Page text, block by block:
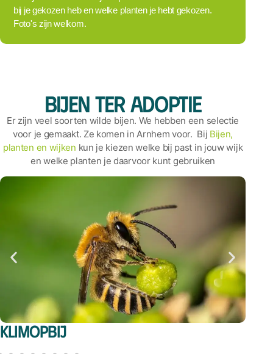
bij je gekozen heb en welke planten je hebt gekozen.
Foto's zijn welkom.
Bijen ter adoptie
Er zijn veel soorten wilde bijen. We hebben een selectie
voor je gemaakt. Ze komen in Arnhem voor. Bij Bijen,
planten en wijken kun je kiezen welke bij past in jouw wijk
en welke planten je daarvoor kunt gebruiken
Klimopbij